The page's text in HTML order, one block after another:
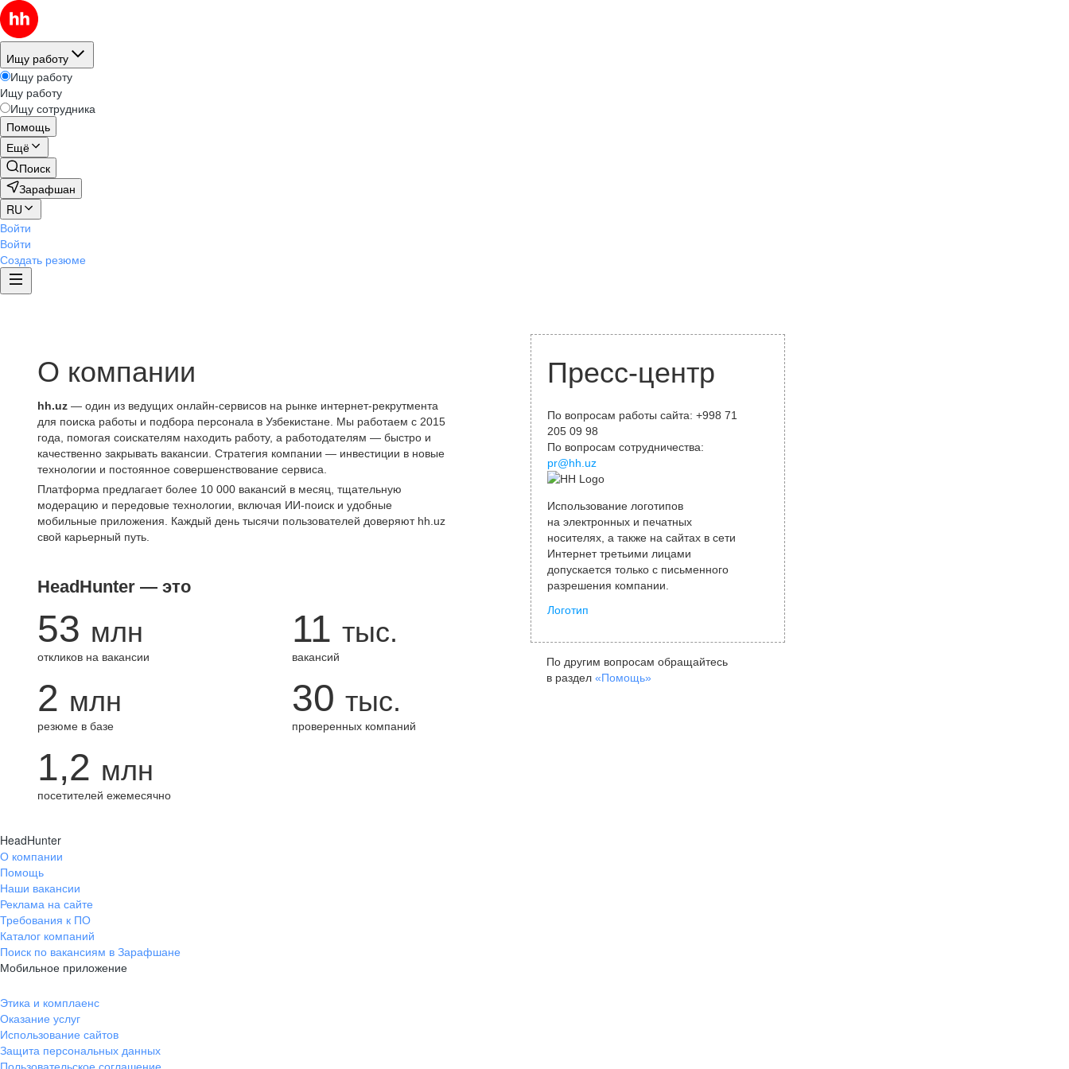
Ищу работу
Ищу работу
Ищу работу
Ищу сотрудника
Помощь
Ещё
Поиск
Зарафшан
RU
Войти
Войти
Создать резюме
О компании
hh.uz — один из ведущих онлайн-сервисов на рынке интернет-рекрутмента
для поиска работы и подбора персонала в Узбекистане. Мы работаем с 2015
года, помогая соискателям находить работу, а работодателям — быстро и
качественно закрывать вакансии. Стратегия компании — инвестиции в новые
технологии и постоянное совершенствование сервиса.
Платформа предлагает более 10 000 вакансий в месяц, тщательную
модерацию и передовые технологии, включая ИИ-поиск и удобные
мобильные приложения. Каждый день тысячи пользователей доверяют hh.uz
свой карьерный путь.
HeadHunter — это
53 млн
откликов на вакансии
11 тыс.
вакансий
2 млн
резюме в базе
30 тыс.
проверенных компаний
1,2 млн
посетителей ежемесячно
Пресс-центр
По вопросам работы сайта: +998 71
205 09 98
По вопросам сотрудничества:
pr@hh.uz
Использование логотипов
на электронных и печатных
носителях, а также на сайтах в сети
Интернет третьими лицами
допускается только с письменного
разрешения компании.
Логотип
По другим вопросам обращайтесь
в раздел «Помощь»
HeadHunter
О компании
Помощь
Наши вакансии
Реклама на сайте
Требования к ПО
Каталог компаний
Поиск по вакансиям в Зарафшане
Мобильное приложение
Этика и комплаенс
Оказание услуг
Использование сайтов
Защита персональных данных
Пользовательское соглашение